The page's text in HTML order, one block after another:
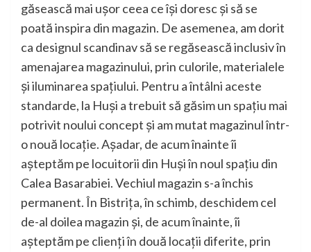
găsească mai ușor ceea ce își doresc și să se
poată inspira din magazin. De asemenea, am dorit
ca designul scandinav să se regăsească inclusiv în
amenajarea magazinului, prin culorile, materialele
și iluminarea spațiului. Pentru a întâlni aceste
standarde, la Huși a trebuit să găsim un spațiu mai
potrivit noului concept și am mutat magazinul într-
o nouă locație. Așadar, de acum înainte îi
așteptăm pe locuitorii din Huși în noul spațiu din
Calea Basarabiei. Vechiul magazin s-a închis
permanent. În Bistrița, în schimb, deschidem cel
de-al doilea magazin și, de acum înainte, îi
așteptăm pe clienți în două locații diferite, prin